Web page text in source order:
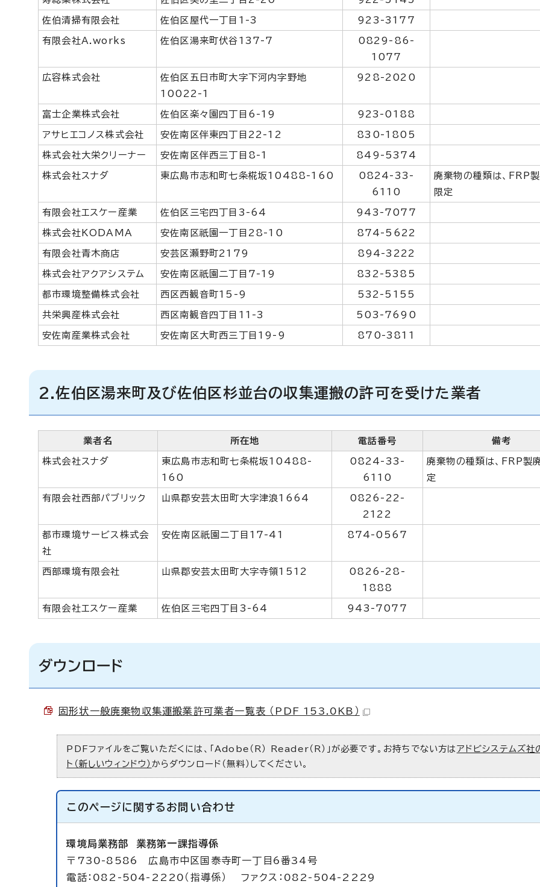
佐伯清掃有限会社 佐伯区屋代一丁目1-3 923-3177
有限会社A.works 佐伯区湯来町伏谷137-7
0829-86-
1077
広容株式会社
佐伯区五日市町大字下河内字野地
10022-1
928-2020
富士企業株式会社 佐伯区楽々園四丁目6-19 923-0188
アサヒエコノス株式会社 安佐南区伴東四丁目22-12 830-1805
株式会社大栄クリーナー 安佐南区伴西三丁目8-1 849-5374
株式会社スナダ 東広島市志和町七条椛坂10488-160
0824-33-
6110
廃棄物の種類は、FRP
限定
有限会社エスケー産業 佐伯区三宅四丁目3-64 943-7077
株式会社KODAMA 安佐南区祇園一丁目28-10 874-5622
有限会社青木商店 安芸区瀬野町2179 894-3222
株式会社アクアシステム 安佐南区祇園二丁目7-19 832-5385
都市環境整備株式会社 西区西観音町15-9 532-5155
共栄興産株式会社 西区南観音四丁目11-3 503-7690
安佐南産業株式会社 安佐南区大町西三丁目19-9 870-3811
2.佐伯区湯来町及び佐伯区杉並台の収集運搬の許可を受けた業者
業者名 所在地 電話番号 備考
株式会社スナダ
東広島市志和町七条椛坂10488-
160
0824-33-
6110
廃棄物の種類は、FRP製
定
有限会社西部パブリック 山県郡安芸太田町大字津浪1664
0826-22-
2122
都市環境サービス株式会
社
安佐南区祇園二丁目17-41 874-0567
西部環境有限会社 山県郡安芸太田町大字寺領1512
0826-28-
1888
有限会社エスケー産業 佐伯区三宅四丁目3-64 943-7077
ダウンロード
固形状一般廃棄物収集運搬業許可業者一覧表 （PDF 153.0KB）
PDFファイルをご覧いただくには、「Adobe（R） Reader（R）」が必要です。お持ちでない方は アドビシステムズ社
ト（新しいウィンドウ） からダウンロード（無料）してください。
このページに関する お問い合わせ
環境局業務部 業務第一課指導係
〒730-8586 広島市中区国泰寺町一丁目6番34号
電話：082-504-2220（指導係） ファクス：082-504-2229